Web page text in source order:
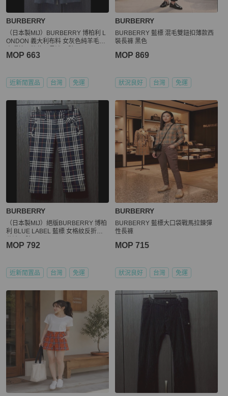
BURBERRY
（日本製MIJ）BURBERRY 博柏利 L
ONDON 義大利布料 女灰色純羊毛內
MOP 663
近新閒置品 台灣 免運
BURBERRY
BURBERRY 藍標 混毛雙鈕扣薄款西
裝長褲 黑色
MOP 869
狀況良好 台灣 免運
BURBERRY
（日本製MIJ）絕版BURBERRY 博柏
利 BLUE LABEL 藍標 女格紋反折七
MOP 792
近新閒置品 台灣 免運
BURBERRY
BURBERRY 藍標大口袋戰馬拉錬彈
性長褲
MOP 715
狀況良好 台灣 免運